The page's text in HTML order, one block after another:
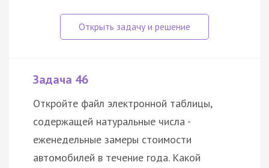
Задача 46
Откройте файл электронной таблицы,
содержащей натуральные числа -
еженедельные замеры стоимости
автомобилей в течение года. Какой